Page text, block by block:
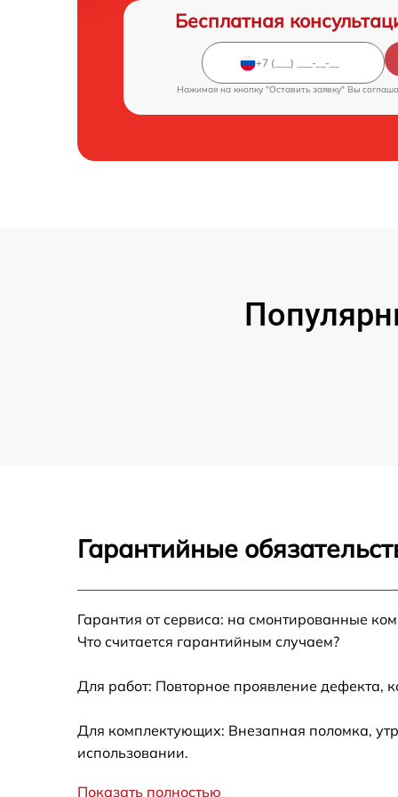
Бесплатная
Нажимая на кнопку "Оставить заявку" Вы
Гарантийные
Гарантия от сервиса: на смонтированные
Что считается гарантийным случаем?
Для работ: Повторное проявление дефекта,
Для комплектующих: Внезапная поломка,
использовании.
Показать полностью